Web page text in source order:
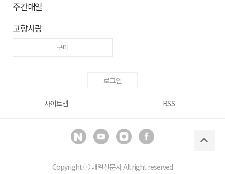
주간매일
고향사랑
구미
로그인
사이트맵 RSS
Copyright ⓒ매일신문사All right reserved